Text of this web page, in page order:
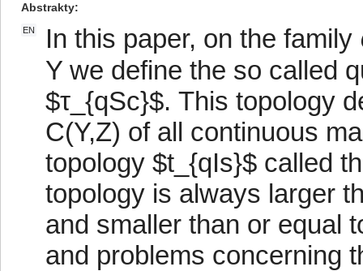
Abstrakty
EN
In this paper, on the
Y we define the so called
$τ_{qSc}$. This topology
C(Y,Z) of all continuous
topology $t_{qIs}$ called
topology is always larger
and smaller than or equal
and problems concerning